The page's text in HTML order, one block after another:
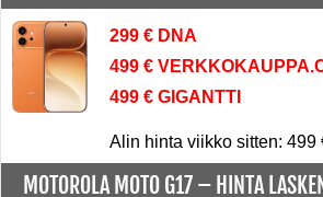
299 € DNA
499 €
499 € GIGANTTI
Alin hinta viikko sitten: 499
MOTOROLA MOTO G17 – HINTA